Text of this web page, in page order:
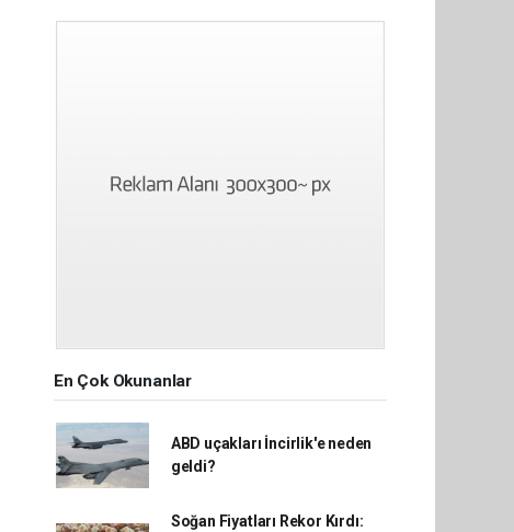
En Çok Okunanlar
ABD uçakları İncirlik'e neden
geldi?
Soğan Fiyatları Rekor Kırdı: